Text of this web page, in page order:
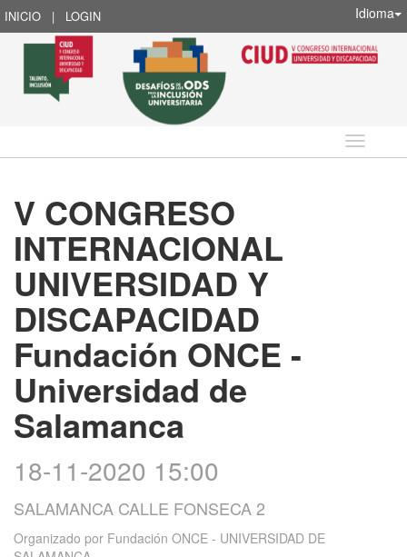
INICIO | LOGIN Idioma
Idioma
V CONGRESO
INTERNACIONAL
UNIVERSIDAD Y
DISCAPACIDAD
Fundación ONCE -
Universidad de
Salamanca
18-11-2020 15:00
SALAMANCA CALLE FONSECA 2
Organizado por Fundación ONCE - UNIVERSIDAD DE